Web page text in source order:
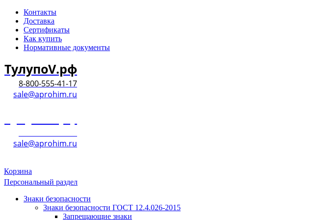
Контакты
Доставка
Сертификаты
Как купить
Нормативные документы
ТулупоV.рф
8-800-555-41-17
sale@aprohim.ru
sale@aprohim.ru
Корзина
Персональный раздел
Знаки безопасности
Знаки безопасности ГОСТ 12.4.026-2015
Запрещающие знаки